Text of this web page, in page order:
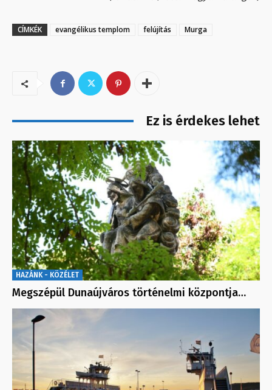
CÍMKÉK evangélikus templom felújítás Murga
Ez is érdekes lehet
HAZÁNK - KÖZÉLET
Megszépül Dunaújváros történelmi központja…